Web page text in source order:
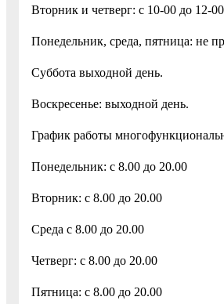
Вторник и четверг: с 10-00 до 12-
Понедельник, среда, пятница: не
Суббота выходной день.
Воскресенье: выходной день.
График работы
Понедельник: с 8.00 до 20.00
Вторник: с 8.00 до 20.00
Среда с 8.00 до 20.00
Четверг: с 8.00 до 20.00
Пятница: с 8.00 до 20.00